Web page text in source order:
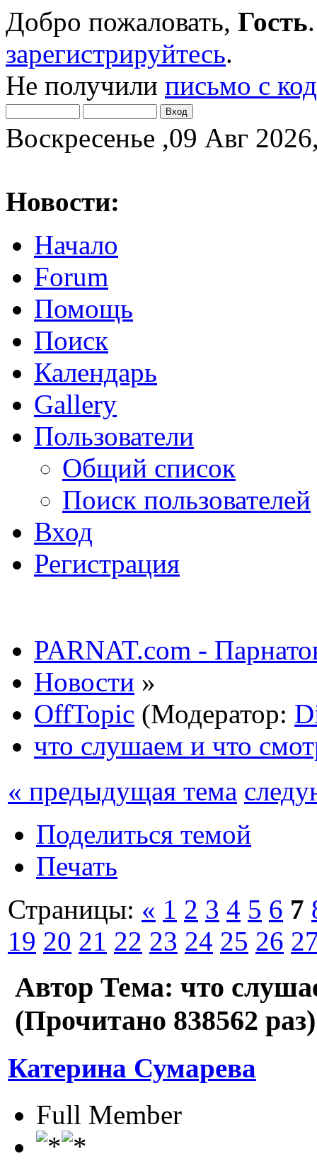
Добро пожаловать, Гость
зарегистрируйтесь.
Не получили письмо с
Воскресенье ,09 Авг
Новости:
Начало
Forum
Помощь
Поиск
Календарь
Gallery
Пользователи
Общий список
Поиск пользователей
Вход
Регистрация
PARNAT.com -
Новости »
OffTopic (Модератор:
что слушаем и что
« предыдущая тема
Поделиться темой
Печать
Страницы: « 1 2 3 4 5 6 7
19 20 21 22 23 24 25 26
Автор Тема: что
(Прочитано 838562 раз)
Катерина Сумарева
Full Member